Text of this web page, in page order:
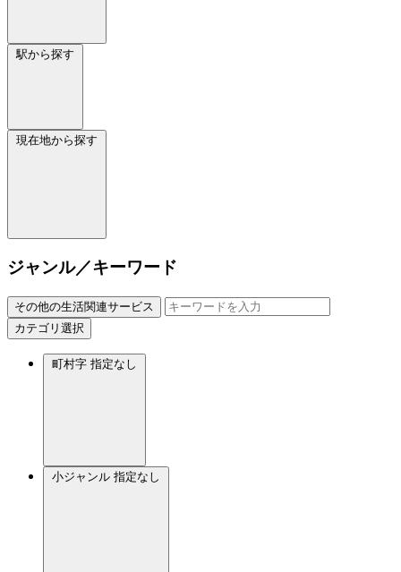
駅から探す
現在地から探す
ジャンル／キーワード
その他の生活関連サービス
カテゴリ選択
町村字 指定なし
小ジャンル 指定なし